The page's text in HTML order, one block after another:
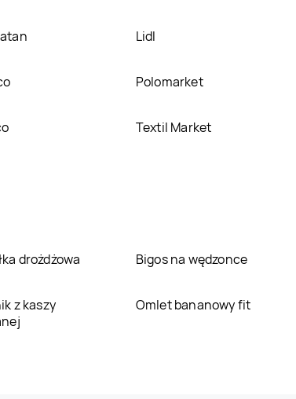
Lidl
Polomarket
Textil Market
drożdżowa Bigos na wędzonce
z kaszy
Omlet bananowy fit